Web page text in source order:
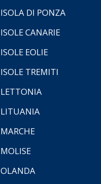
ISOLA DI PONZA
ISOLE CANARIE
ISOLE EOLIE
ISOLE TREMITI
LETTONIA
LITUANIA
MARCHE
MOLISE
OLANDA